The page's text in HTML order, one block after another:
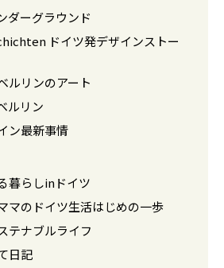
ダーグラウンド
ドイツ発デザインストー
ルリンのアート
ルリン
ン最新事情
暮らしinドイツ
マのドイツ生活はじめの一歩
テナブルライフ
日記